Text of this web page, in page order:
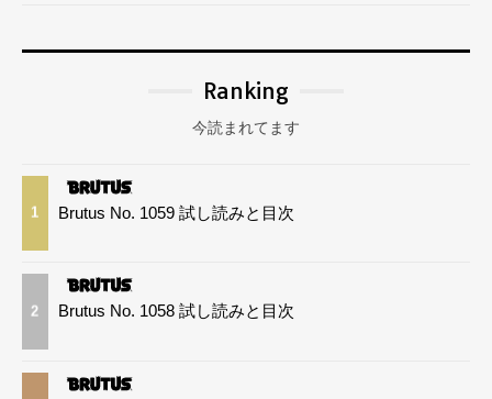
Ranking
今読まれてます
1 Brutus No. 1059 試し読みと目次
2 Brutus No. 1058 試し読みと目次